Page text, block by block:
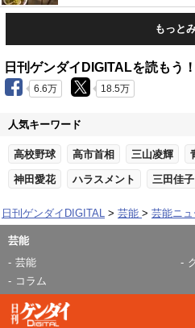
もっと
日刊ゲンダイDIGITALを読もう！
6.6万 18.5万
人気キーワード
高校野球 高市首相 三山凌輝
神田愛花 ハラスメント 三田佳子
日刊ゲンダイDIGITAL 芸能 芸能ニュ
芸能
芸能
コラム